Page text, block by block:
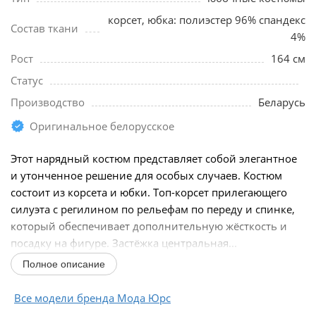
Состав ткани
корсет, юбка: полиэстер 96% спандекс
4%
Рост
164 см
Статус
Производство
Беларусь
Оригинальное белорусское
Этот нарядный костюм представляет собой элегантное
и утонченное решение для особых случаев. Костюм
состоит из корсета и юбки. Топ-корсет прилегающего
силуэта с регилином по рельефам по переду и спинке,
который обеспечивает дополнительную жёсткость и
посадку на фигуре. Застёжка центральная...
Полное описание
Все модели бренда Мода Юрс